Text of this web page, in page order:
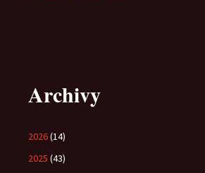
Archivy
2026(14)
2025 (43)